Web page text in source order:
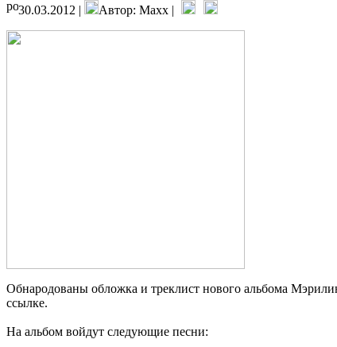
30.03.2012 | Автор: Maxx |
Обнародованы обложка и треклист нового альбома
ссылке.
На альбом войдут следующие песни: